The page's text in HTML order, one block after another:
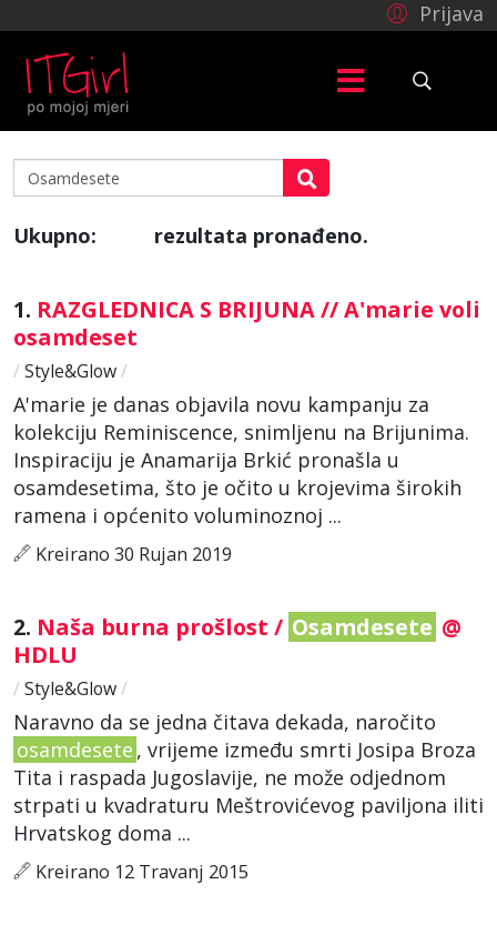
Prijava
Ukupno: rezultata pronađeno.
1. RAZGLEDNICA S BRIJUNA // A'marie voli
osamdeset
/ Style&Glow/
A'marie je danas objavila novu kampanju za
kolekciju Reminiscence, snimljenu na Brijunima.
Inspiraciju je Anamarija Brkić pronašla u
osamdesetima, što je očito u krojevima širokih
ramena i općenito voluminoznoj ...
Kreirano 30 Rujan 2019
2. Naša burna prošlost / Osamdesete @
HDLU
/ Style&Glow/
Naravno da se jedna čitava dekada, naročito
osamdesete , vrijeme između smrti Josipa Broza
Tita i raspada Jugoslavije, ne može odjednom
strpati u kvadraturu Meštrovićevog paviljona iliti
Hrvatskog doma ...
Kreirano 12 Travanj 2015